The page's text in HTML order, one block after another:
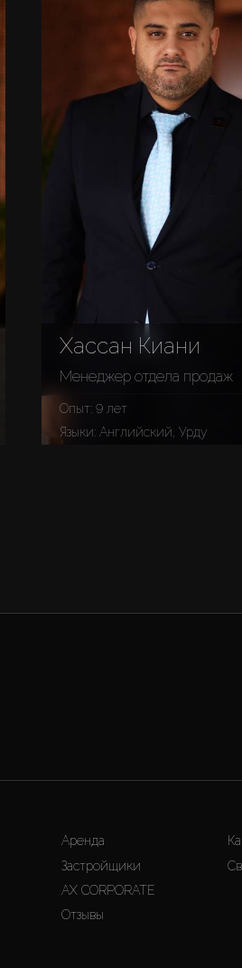
Хассан Киани
Менеджер отдела продаж
Опыт: 9 лет
Языки: Английский, Урду
Аренда
Застройщики
AX CORPORATE
Отзывы